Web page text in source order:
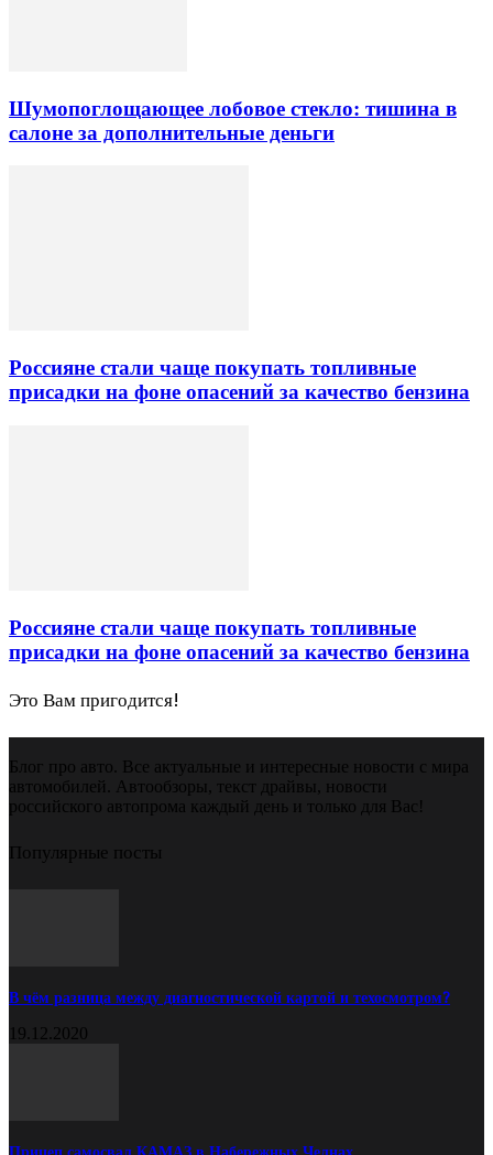
Шумопоглощающее лобовое стекло: тишина в
салоне за дополнительные деньги
Россияне стали чаще покупать топливные
присадки на фоне опасений за качество бензина
Россияне стали чаще покупать топливные
присадки на фоне опасений за качество бензина
Это Вам пригодится!
Блог про авто. Все актуальные и интересные новости с мира
автомобилей. Автообзоры, текст драйвы, новости
российского автопрома каждый день и только для Вас!
Популярные посты
В чём разница между диагностической картой и техосмотром?
19.12.2020